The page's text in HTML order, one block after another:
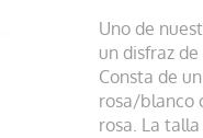
Uno de
un disfraz
Consta de
rosa/blanco
rosa. La